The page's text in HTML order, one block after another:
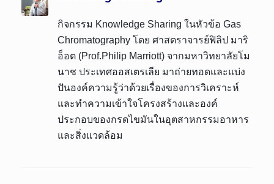
กิจกรรม Knowledge Sharing ในหัวข้อ Gas
Chromatography โดย ศาสตราจารย์ฟิลิป มาริ
อ็อต (Prof.Philip Marriott) จากมหาวิทยาลัยโม
นาช ประเทศออสเตรเลีย มาถ่ายทอดและแบ่ง
ปันองค์ความรู้ว่าด้วยเรื่องของการวิเคราะห์
และทำความเข้าใจโครงสร้างและองค์
ประกอบของกรดไขมันในอุตสาหกรรมอาหาร
และสิ่งแวดล้อม